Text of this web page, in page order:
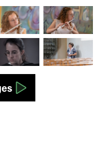
l'image en grand
Afficher l'image
l'image en grand
Afficher l'image